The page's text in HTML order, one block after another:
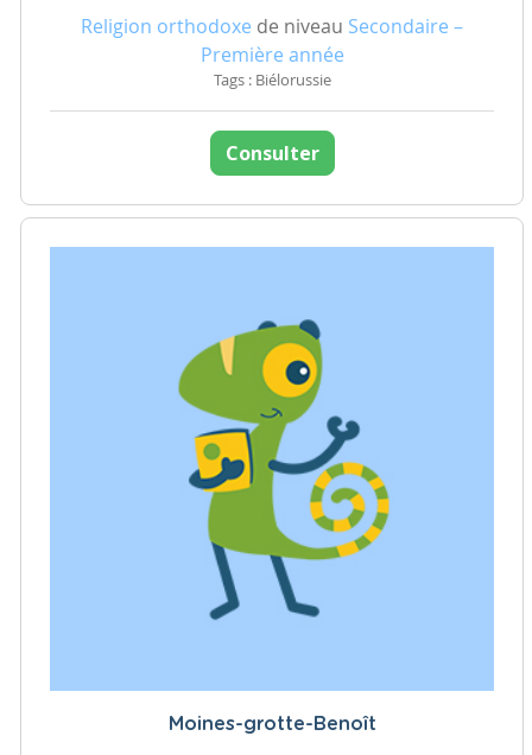
Religion orthodoxe de niveau Secondaire –
Première année
Tags : Biélorussie
Consulter
Moines-grotte-Benoît